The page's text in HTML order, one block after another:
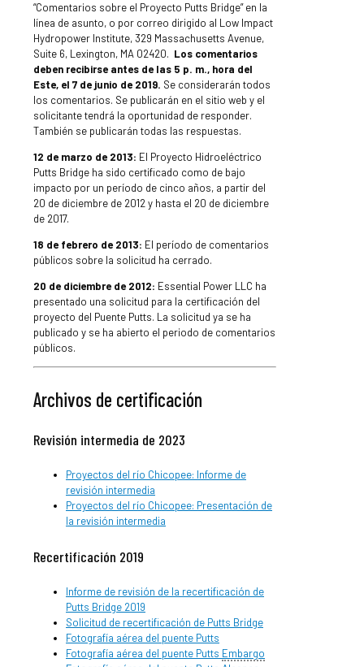
“Comentarios sobre el Proyecto Putts Bridge” en la
línea de asunto, o por correo dirigido al Low Impact
Hydropower Institute, 329 Massachusetts Avenue,
Suite 6, Lexington, MA 02420. Los comentarios
deben recibirse antes de las 5 p. m., hora del
Este, el 7 de junio de 2019. Se considerarán todos
los comentarios. Se publicarán en el sitio web y el
solicitante tendrá la oportunidad de responder.
También se publicarán todas las respuestas.
12 de marzo de 2013: El Proyecto Hidroeléctrico
Putts Bridge ha sido certificado como de bajo
impacto por un período de cinco años, a partir del
20 de diciembre de 2012 y hasta el 20 de diciembre
de 2017.
18 de febrero de 2013: El período de comentarios
públicos sobre la solicitud ha cerrado.
20 de diciembre de 2012: Essential Power LLC ha
presentado una solicitud para la certificación del
proyecto del Puente Putts. La solicitud ya se ha
publicado y se ha abierto el periodo de comentarios
públicos.
Archivos de certificación
Revisión intermedia de 2023
Proyectos del río Chicopee: Informe de
revisión intermedia
Proyectos del río Chicopee: Presentación de
la revisión intermedia
Recertificación 2019
Informe de revisión de la recertificación de
Putts Bridge 2019
Solicitud de recertificación de Putts Bridge
Fotografía aérea del puente Putts
Fotografía aérea del puente Putts Embargo